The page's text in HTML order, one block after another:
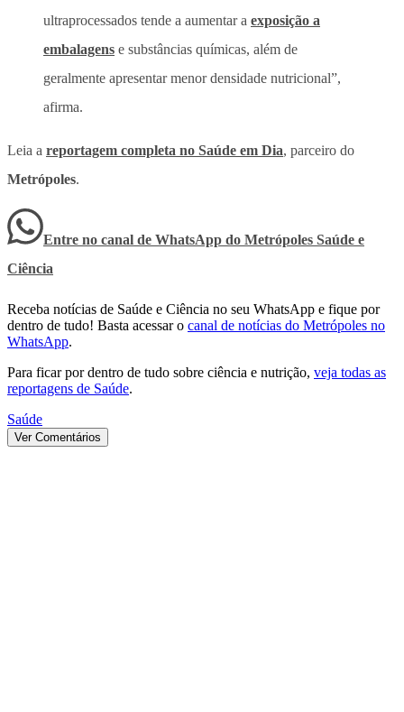
ultraprocessados tende a aumentar a exposição a
embalagens e substâncias químicas, além de
geralmente apresentar menor densidade nutricional”,
afirma.
Leia a reportagem completa no Saúde em Dia, parceiro do
Metrópoles.
Entre no canal de WhatsApp do Metrópoles Saúde e
Ciência
Receba notícias de Saúde e Ciência no seu WhatsApp e fique por
dentro de tudo! Basta acessar o canal de notícias do Metrópoles no
WhatsApp.
Para ficar por dentro de tudo sobre ciência e nutrição, veja todas as
reportagens de Saúde.
Saúde
Ver Comentários